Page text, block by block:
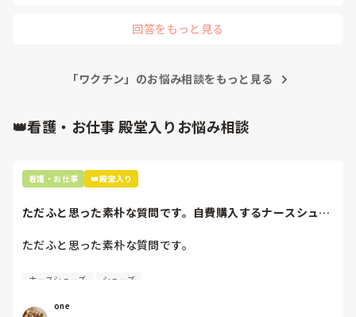
回答をもっと見る
「ワクチン」のお悩み相談をもっと見る
👑看護・お仕事 殿堂入りお悩み相談
看護・お仕事 👑殿堂入り
ただふと思った素朴な質問です。自費購入するナースシュー
ただふと思った素朴な質問です。
自費購入するナースシューズ(職場で使用してる靴)っていく
ナースシューズ シューズ
one